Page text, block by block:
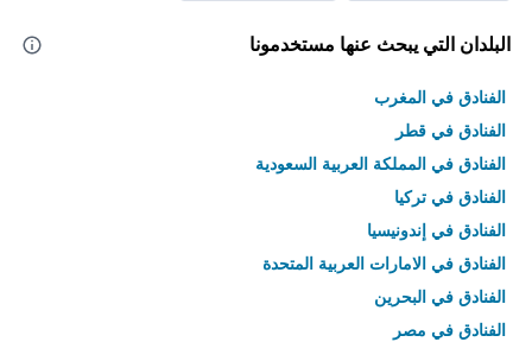
البلدان التي يبحث عنها مستخدمونا
الفنادق في المغرب
الفنادق في قطر
الفنادق في المملكة العربية السعودية
الفنادق في تركيا
الفنادق في إندونيسيا
الفنادق في الامارات العربية المتحدة
الفنادق في البحرين
الفنادق في مصر